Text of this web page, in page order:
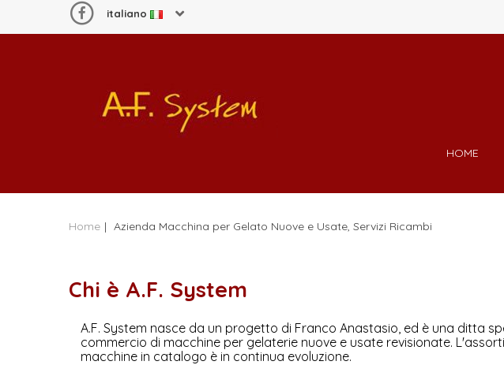
italiano
HOME
Home | Azienda Macchina per Gelato Nuove e Usate, Servizi Ricambi
Chi è A.F. System
A.F. System nasce da un progetto di Franco Anastasio, ed è una ditta
commercio di macchine per gelaterie nuove e usate revisionate.
macchine in catalogo è in continua evoluzione.